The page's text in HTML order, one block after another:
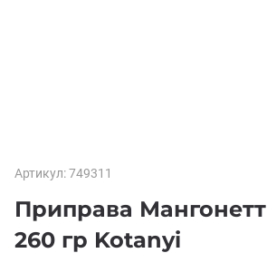
Артикул:749311
Приправа Мангонетт
260 гр Kotanyi